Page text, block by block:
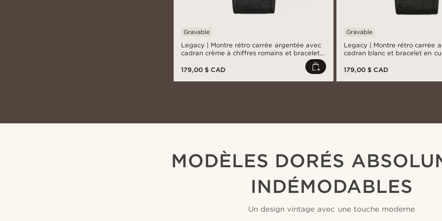
Legacy | Montre rétro carrée argentée avec
cadran crème à chiffres romains et bracelet
Gravable
179,00 $ CAD
Legacy | Montre rétro carrée
cadran blanc et bracelet en
Gravable
179,00 $ CAD
MODÈLES DORÉS
INDÉMODABLES
Un design vintage avec une touche moderne